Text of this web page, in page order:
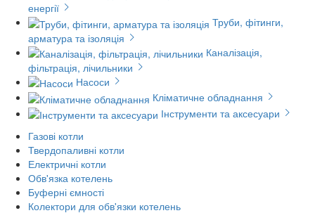
енергії
Труби, фітинги,
арматура та ізоляція
Каналізація,
фільтрація, лічильники
Насоси
Кліматичне обладнання
Інструменти та аксесуари
Газові котли
Твердопаливні котли
Електричні котли
Обв'язка котелень
Буферні ємності
Колектори для обв'язки котелень